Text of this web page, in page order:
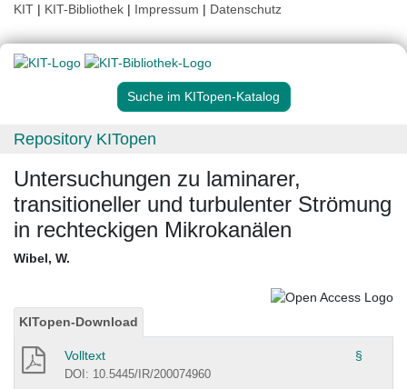
KIT | KIT-Bibliothek | Impressum | Datenschutz
Suche im KITopen-Katalog
Repository KITopen
Untersuchungen zu laminarer,
transitioneller und turbulenter Strömung
in rechteckigen Mikrokanälen
Wibel, W.
KITopen-Download
Volltext §
DOI: 10.5445/IR/200074960